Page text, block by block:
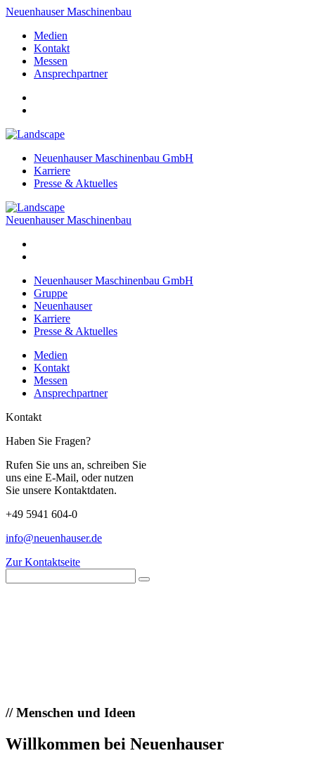
Neuenhauser Maschinenbau
Medien
Kontakt
Messen
Ansprechpartner
Neuenhauser Maschinenbau GmbH
Karriere
Presse & Aktuelles
Neuenhauser Maschinenbau
Neuenhauser Maschinenbau GmbH
Gruppe
Neuenhauser
Karriere
Presse & Aktuelles
Medien
Kontakt
Messen
Ansprechpartner
Kontakt
Haben Sie Fragen?
Rufen Sie uns an, schreiben Sie
uns eine E-Mail, oder nutzen
Sie unsere Kontaktdaten.
+49 5941 604-0
info@neuenhauser.de
Zur Kontaktseite
//Menschen und Ideen
Willkommen bei Neuenhauser